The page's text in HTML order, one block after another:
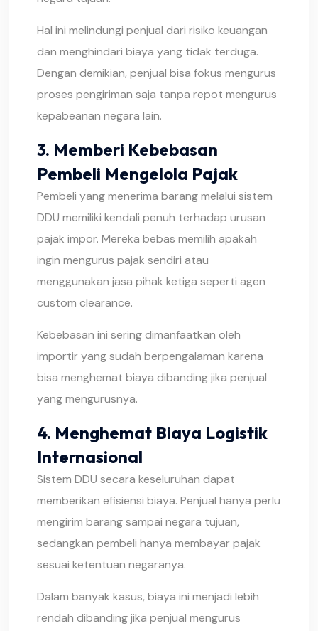
Hal ini melindungi penjual dari risiko keuangan
dan menghindari biaya yang tidak terduga.
Dengan demikian, penjual bisa fokus mengurus
proses pengiriman saja tanpa repot mengurus
kepabeanan negara lain.
3. Memberi Kebebasan
Pembeli Mengelola Pajak
Pembeli yang menerima barang melalui sistem
DDU memiliki kendali penuh terhadap urusan
pajak impor. Mereka bebas memilih apakah
ingin mengurus pajak sendiri atau
menggunakan jasa pihak ketiga seperti agen
custom clearance.
Kebebasan ini sering dimanfaatkan oleh
importir yang sudah berpengalaman karena
bisa menghemat biaya dibanding jika penjual
yang mengurusnya.
4. Menghemat Biaya Logistik
Internasional
Sistem DDU secara keseluruhan dapat
memberikan efisiensi biaya. Penjual hanya perlu
mengirim barang sampai negara tujuan,
sedangkan pembeli hanya membayar pajak
sesuai ketentuan negaranya.
Dalam banyak kasus, biaya ini menjadi lebih
rendah dibanding jika penjual mengurus